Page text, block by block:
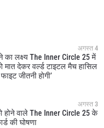
अगस्त 4
का लक्ष्य The Inner Circle 25 में
देकर वर्ल्ड टाइटल मैच हासिल
जीतनी होगी’
अगस्त 3
होने वाले The Inner Circle 25 के
की घोषणा